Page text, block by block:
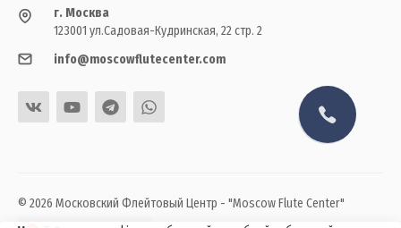
г. Москва
123001 ул.Садовая-Кудринская, 22 стр. 2
info@moscowflutecenter.com
© 2026 Московский Флейтовый Центр - "Moscow Flute Center"